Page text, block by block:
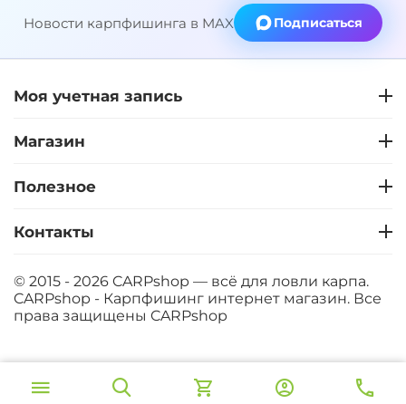
Новости карпфишинга в MAX Подписаться
Моя учетная запись
Магазин
Полезное
Контакты
© 2015 - 2026 CARPshop — всё для ловли карпа.
CARPshop - Карпфишинг интернет магазин. Все
права защищены CARPshop